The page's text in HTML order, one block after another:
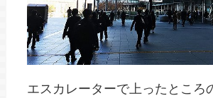
エスカレーターで上ったところ